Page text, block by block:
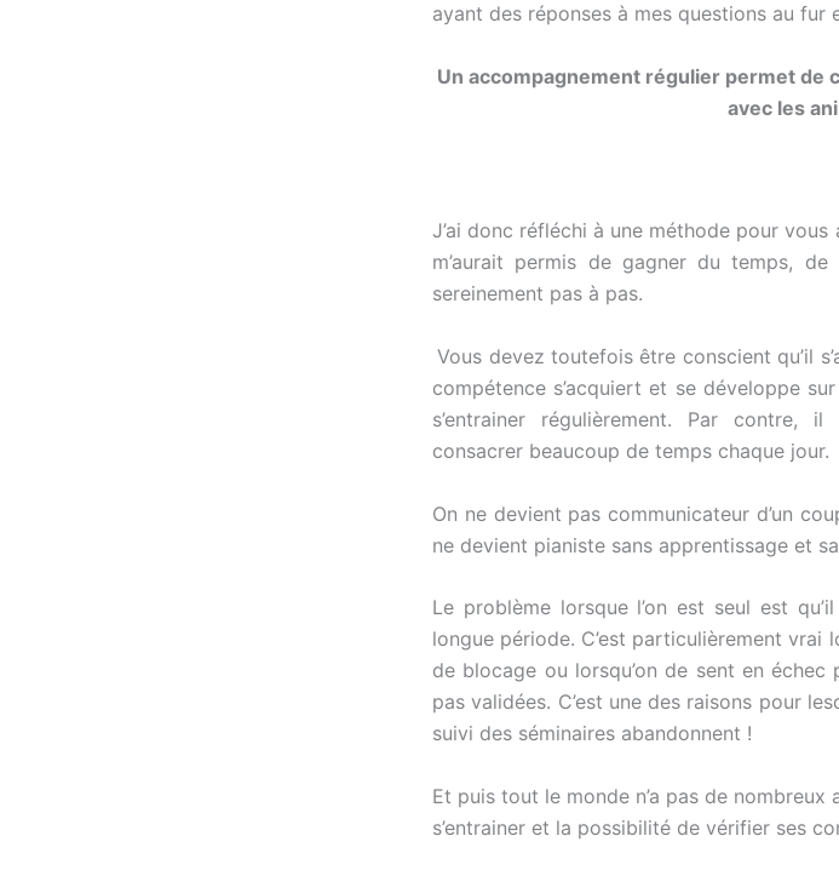
ayant des réponses à mes questions au fur
Un accompagnement régulier permet de
avec les
J’ai donc réfléchi à une méthode pour
m’aurait permis de gagner du temps,
sereinement pas à pas.
Vous devez toutefois être conscient qu’il
compétence s’acquiert et se développe
s’entrainer régulièrement. Par contre,
consacrer beaucoup de temps chaque jour.
On ne devient pas communicateur d’un
ne devient pianiste sans apprentissage et
Le problème lorsque l’on est seul est
longue période. C’est particulièrement vrai
de blocage ou lorsqu’on de sent en
pas validées. C’est une des raisons pour
suivi des séminaires abandonnent !
Et puis tout le monde n’a pas de
s’entrainer et la possibilité de vérifier ses